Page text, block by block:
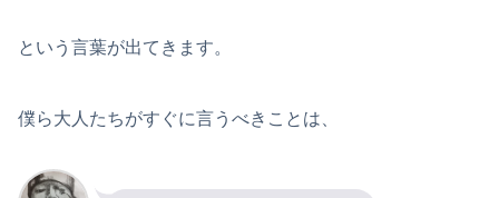
という言葉が出てきます。
僕ら大人たちがすぐに言うべきことは、